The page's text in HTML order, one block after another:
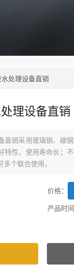
处理设备直销
理设备直销
直销采用玻璃钢、碳
特性，使用寿命长；
个联合使用，
价格：
产品时间